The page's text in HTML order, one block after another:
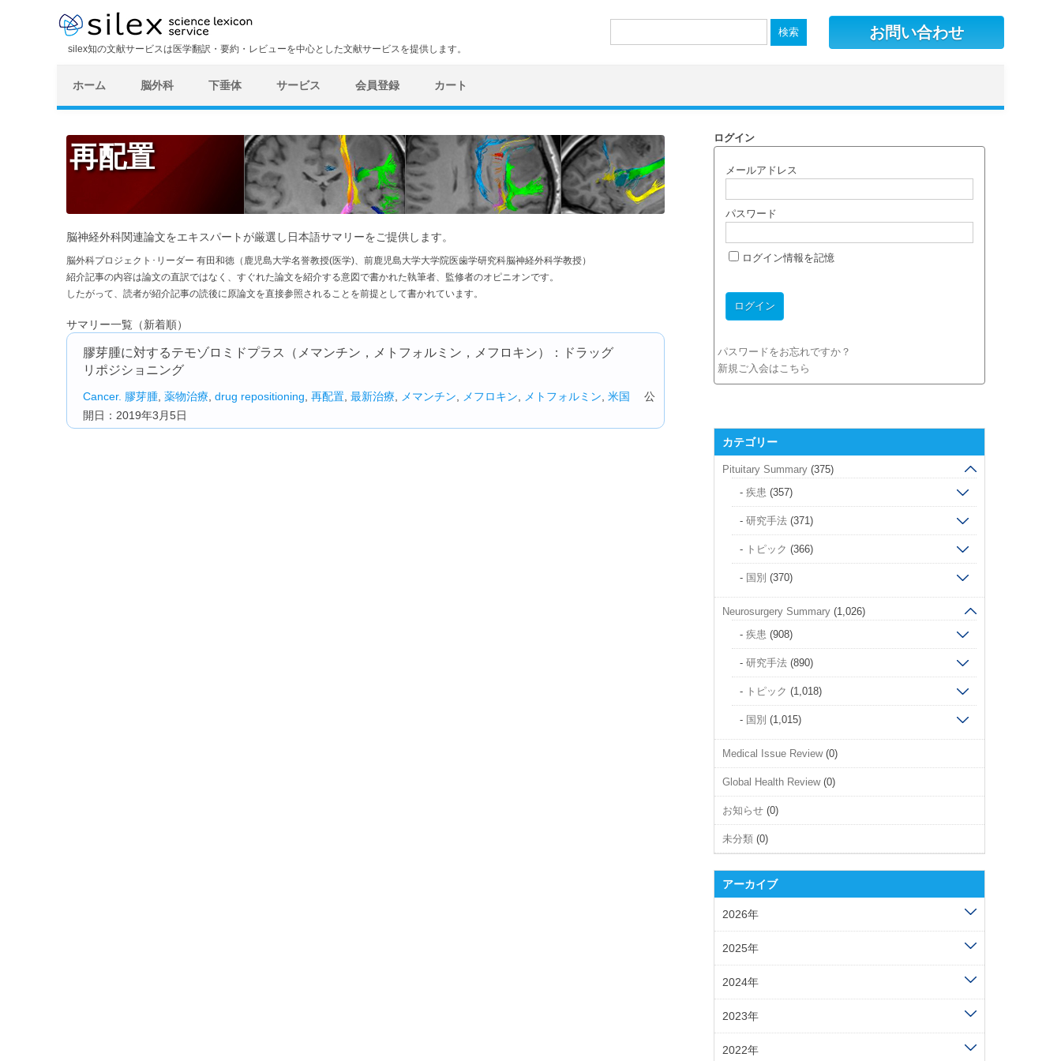
silex知の文献サービスは医学翻訳・要約・レビューを中心とした文献サービスを提供します。
検
お問い合わせ
ホーム 脳外科 下垂体 サービス 会員登録 カート
再配置
脳神経外科関連論文をエキスパートが厳選し日本語サマリーをご提供します。
脳外科プロジェクト･リーダー 有田和徳（鹿児島大学名誉教授(医学)、前鹿児島大学大学院医歯学研究科脳神経外科学教授）
紹介記事の内容は論文の直訳ではなく、すぐれた論文を紹介する意図で書かれた執筆者、監修者のオピニオンです。
したがって、読者が紹介記事の読後に原論文を直接参照されることを前提として書かれています。
サマリー一覧（新着順）
膠芽腫に対するテモゾロミドプラス（メマンチン，メトフォルミン，メフロキン）：ドラッグ
リポジショニング
Cancer. 膠芽腫 薬物治療 drug repositioning 再配置 最新治療 メマンチン メフロキン メトフォルミン 米国
公
開日：2019年3月5日
ログイン
メールアドレス
パスワード
ログイン情報を記憶
パスワードをお忘れですか？
新規ご入会はこちら
カテゴリー
Pituitary Summary(375)
疾患 (357)
研究手法(371)
トピック (366)
国別 (370)
Neurosurgery Summary(1,026)
疾患 (908)
研究手法(890)
トピック (1,018)
国別 (1,015)
Medical Issue Review(0)
Global Health Review(0)
お知らせ(0)
未分類(0)
アーカイブ
2026年
2025年
2024年
2023年
2022年